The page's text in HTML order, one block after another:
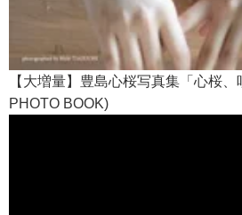
【大増量】豊島心桜写真集「心桜、
PHOTO BOOK)